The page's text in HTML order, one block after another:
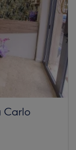
Carlo